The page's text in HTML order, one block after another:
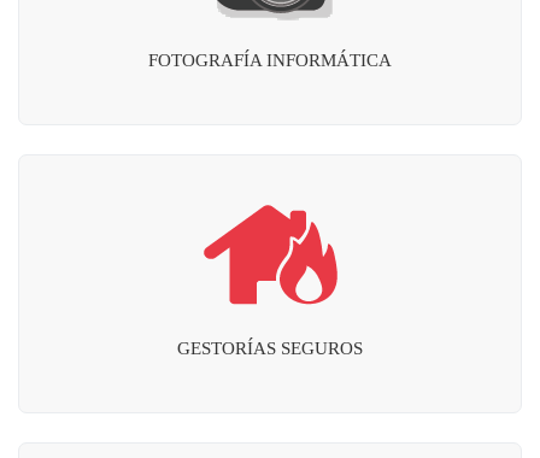
FOTOGRAFÍA INFORMÁTICA
GESTORÍAS SEGUROS